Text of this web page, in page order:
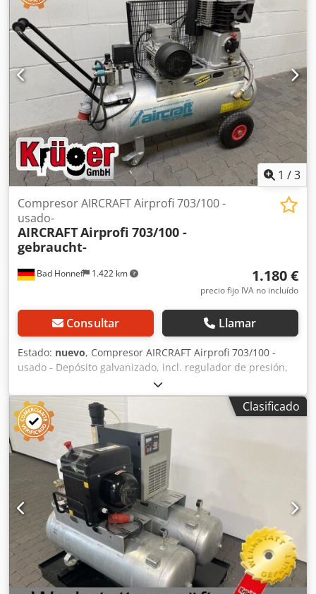
1 /3
Bad Honnef 1.422 km
Compresor AIRCRAFT Airprofi 703/100 -
usado-
AIRCRAFTAirprofi 703/100 -
gebraucht-
1.180 €
precio fijo IVA no incluído
Consultar Llamar
Estado: nuevo, Compresor AIRCRAFT Airprofi 703/100 -
usado - Depósito galvanizado, incl. regulador de presión,
año 2018, sin uso, PRECIO ESPECIAL en lugar de precio
promocional 1.699,-- Crjdpjx Sx E Aofx Abpof ----- Datos
técnicos ----- Capacidad del depósito: 100 litros, Caudal
máximo: 650 litros, Presión máxima: 10 bar, Motor: 4 kW,
Velocidad: 950 rpm, Nivel de presión sonora: 93 dB - nueva
máquina de exposición -
Clasificado